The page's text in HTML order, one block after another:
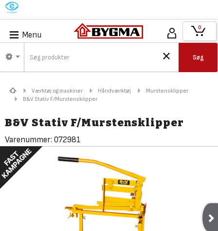
M
Menu
Søg
0
Værktøj og maskiner Håndværktøj
Murstensklipper
B&V Stativ F/Murstensklipper
B&V Stativ F/Murstensklipper
Varenummer: 072981